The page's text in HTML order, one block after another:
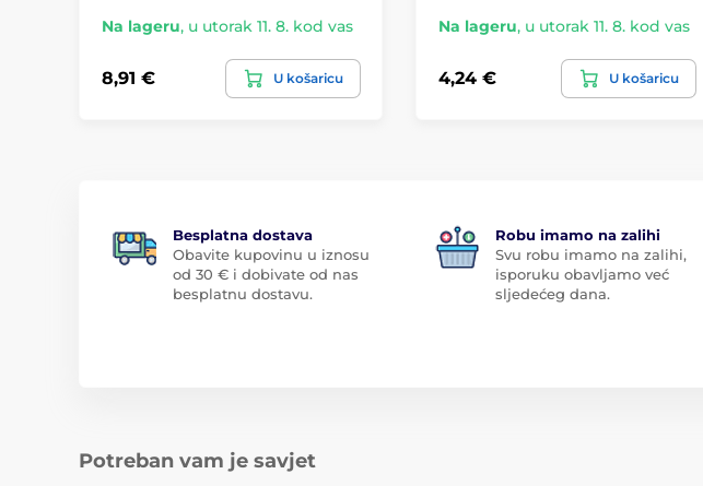
Na lageru, u utorak 11. 8. kod vas
8,91 € U košaricu
Na lageru, u utorak 11. 8. kod vas
4,24 € U košaricu
Besplatna dostava
Obavite kupovinu u iznosu
od 30 € i dobivate od nas
besplatnu dostavu.
Robu imamo na zalihi
Svu robu imamo na zalihi,
isporuku obavljamo već
sljedećeg dana.
Potreban vam je savjet